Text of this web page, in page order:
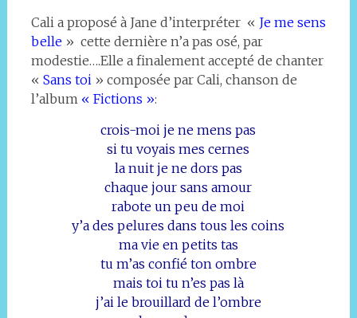
Cali a proposé à Jane d’interpréter « Je me sens
belle» cette dernière n’a pas osé, par
modestie….Elle a finalement accepté de chanter
« Sans toi» composée par Cali, chanson de
l’album « Fictions »:
crois-moi je ne mens pas
si tu voyais mes cernes
la nuit je ne dors pas
chaque jour sans amour
rabote un peu de moi
y’a des pelures dans tous les coins
ma vie en petits tas
tu m’as confié ton ombre
mais toi tu n’es pas là
j’ai le brouillard de l’ombre